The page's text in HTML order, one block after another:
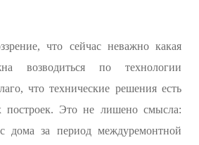
что сейчас неважно какая
возводиться по технологии
что технические решения есть
построек. Это не лишено смысла:
дома за период междуремонтной